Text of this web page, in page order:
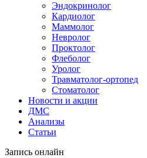
Эндокринолог
Кардиолог
Маммолог
Невролог
Проктолог
Флеболог
Уролог
Травматолог-ортопед
Стоматолог
Новости и акции
ДМС
Анализы
Статьи
Запись онлайн